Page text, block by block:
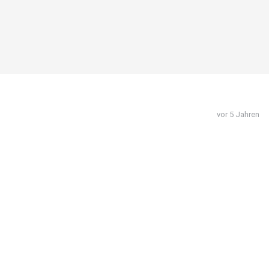
vor 5 Jahren